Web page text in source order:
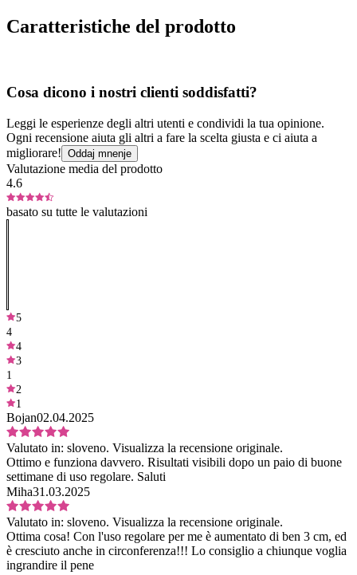
Caratteristiche del prodotto
Cosa dicono i nostri clienti soddisfatti?
Leggi le esperienze degli altri utenti e condividi la tua opinione.
Ogni recensione aiuta gli altri a fare la scelta giusta e ci aiuta a
migliorare! Oddaj mnenje
Valutazione media del prodotto
4.6
basato su tutte le valutazioni
5
4
4
3
1
2
1
Bojan02.04.2025
Valutato in: sloveno. Visualizza la recensione originale.
Ottimo e funziona davvero. Risultati visibili dopo un paio di buone
settimane di uso regolare. Saluti
Miha31.03.2025
Valutato in: sloveno. Visualizza la recensione originale.
Ottima cosa! Con l'uso regolare per me è aumentato di ben 3 cm, ed
è cresciuto anche in circonferenza!!! Lo consiglio a chiunque voglia
ingrandire il pene